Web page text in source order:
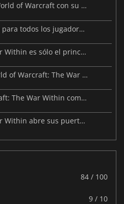
¿Ha ido demasiado lejos World of Warcraft con su rotación de un solo botón?
La saga Worldsoul arranca para todos los jugadores con The War Within
World of Warcraft: The War Within es sólo el principio
El acceso anticipado a World of Warcraft: The War Within comienza mañana
La beta de World of Warcraft: The War Within comienza mañana
World of Warcraft: The War Within abre sus puertas con una fase de pruebas
84 / 100
9 / 10